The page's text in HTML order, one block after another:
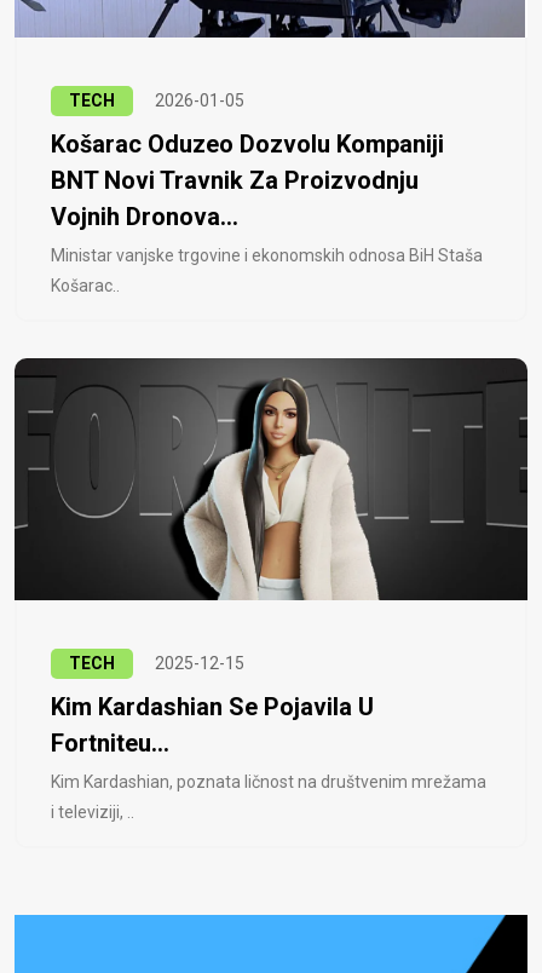
TECH 2026-01-05
Košarac Oduzeo Dozvolu Kompaniji
BNT Novi Travnik Za Proizvodnju
Vojnih Dronova...
Ministar vanjske trgovine i ekonomskih odnosa BiH Staša
Košarac..
TECH 2025-12-15
Kim Kardashian Se Pojavila U
Fortniteu...
Kim Kardashian, poznata ličnost na društvenim mrežama
i televiziji, ..